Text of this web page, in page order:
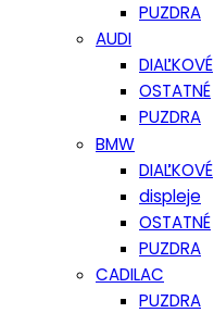
PUZDRA
AUDI
DIAĽKOVÉ
OSTATNÉ
PUZDRA
BMW
DIAĽKOVÉ
displeje
OSTATNÉ
PUZDRA
CADILAC
PUZDRA